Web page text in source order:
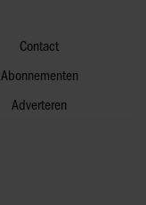
Contact
Abonnementen
Adverteren